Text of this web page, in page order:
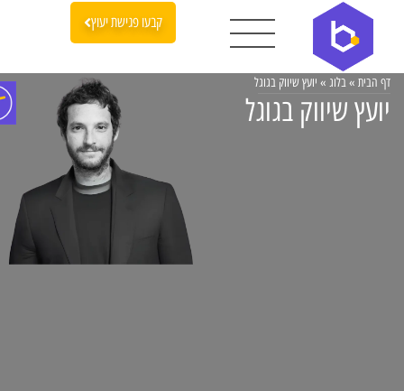
קבעו פגישת יעוץ
דף הבית»בלוג»יועץ שיווק בגוגל
יועץ שיווק בגוגל